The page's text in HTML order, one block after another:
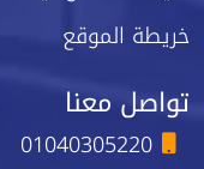
خريطة الموقع
تواصل معنا
01040305220